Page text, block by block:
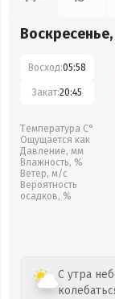
Восход:05:58
Закат:20:45
Температура С°
Ощущается как
Давление, мм
Влажность, %
Ветер, м/с
Вероятность
осадков, %
С утра